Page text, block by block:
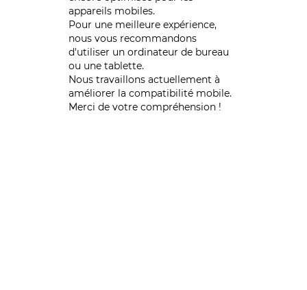
appareils mobiles.
Pour une meilleure expérience,
nous vous recommandons
d'utiliser un ordinateur de bureau
ou une tablette.
Nous travaillons actuellement à
améliorer la compatibilité mobile.
Merci de votre compréhension !